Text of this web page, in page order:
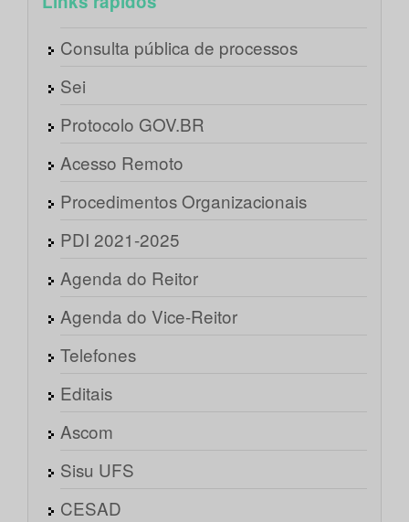
Consulta pública de processos
Sei
Protocolo GOV.BR
Acesso Remoto
Procedimentos Organizacionais
PDI 2021-2025
Agenda do Reitor
Agenda do Vice-Reitor
Telefones
Editais
Ascom
Sisu UFS
CESAD